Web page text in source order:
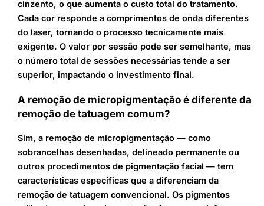
cinzento, o que aumenta o custo total do tratamento.
Cada cor responde a comprimentos de onda diferentes
do laser, tornando o processo tecnicamente mais
exigente. O valor por sessão pode ser semelhante, mas
o número total de sessões necessárias tende a ser
superior, impactando o investimento final.
A remoção de micropigmentação é diferente da
remoção de tatuagem comum?
Sim, a remoção de micropigmentação — como
sobrancelhas desenhadas, delineado permanente ou
outros procedimentos de pigmentação facial — tem
características específicas que a diferenciam da
remoção de tatuagem convencional. Os pigmentos